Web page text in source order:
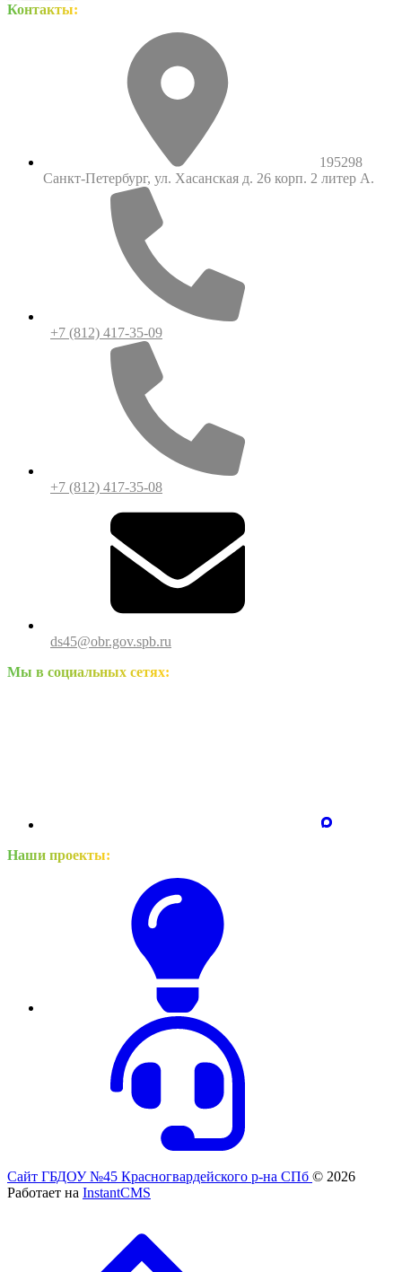
Контакты:
195298
Санкт-Петербург, ул. Хасанская д. 26 корп. 2 литер А.
+7 (812) 417-35-09
+7 (812) 417-35-08
ds45@obr.gov.spb.ru
Мы в социальных сетях:
Наши проекты:
Сайт ГБДОУ №45 Красногвардейского р-на СПб © 2026
Работает на InstantCMS